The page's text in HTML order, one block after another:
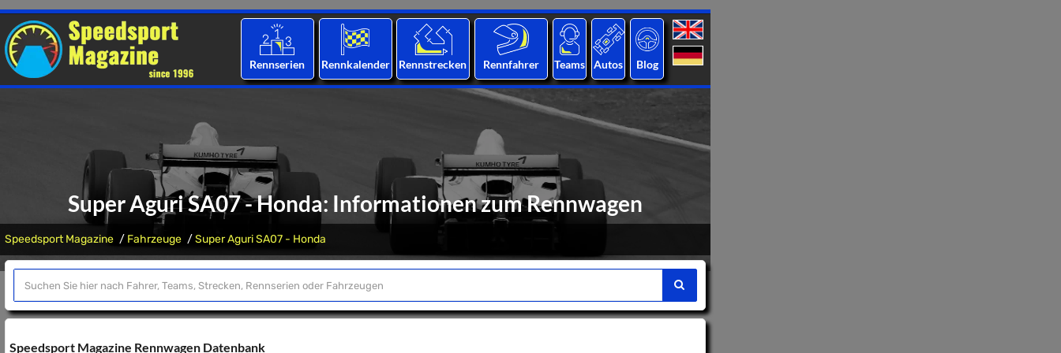
Rennserien Rennkalender Rennstrecken Rennfahrer Teams Autos Blog
Super Aguri SA07 - Honda: Informationen zum Rennwagen
Speedsport Magazine Fahrzeuge Super Aguri SA07 - Honda
Speedsport Magazine Rennwagen Datenbank